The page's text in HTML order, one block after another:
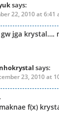
says:
22, 2010 at 6:41
jga krystal….
says:
23, 2010 at
f(x)